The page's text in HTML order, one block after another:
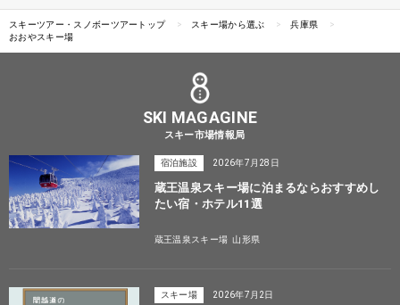
スキーツアー・スノボーツアートップ スキー場から選ぶ
兵庫県
おおやスキー場
SKI MAGAGINE
スキー市場情報局
宿泊施設 2026年7月28日
蔵王温泉スキー場に泊まるならおすすめし
たい宿・ホテル11選
蔵王温泉スキー場 山形県
スキー場 2026年7月2日